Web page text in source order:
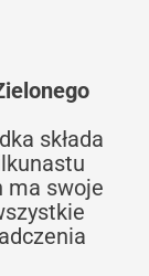
składa
ma swoje